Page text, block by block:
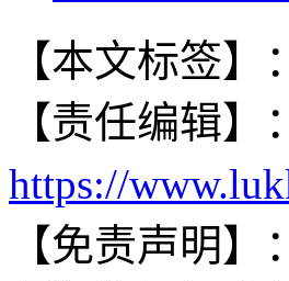
【本文标签】：
【责任编辑】：
https://
【免责声明】：